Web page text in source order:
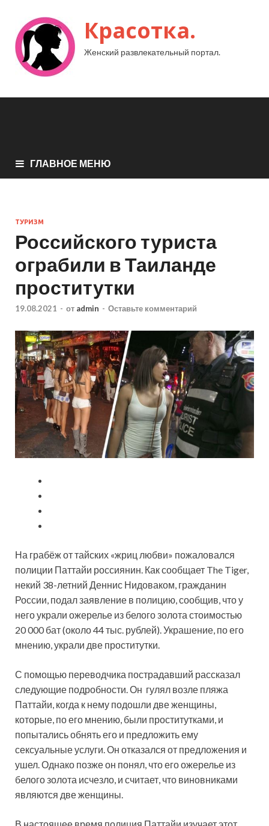
Красотка.
Женский развлекательный портал.
ГЛАВНОЕ МЕНЮ
ТУРИЗМ
Российского туриста
ограбили в Таиланде
проститутки
19.08.2021 - от admin - Оставьте комментарий
На грабёж от тайских «жриц любви» пожаловался
полиции Паттайи россиянин. Как сообщает The Tiger,
некий 38-летний Деннис Нидоваком, гражданин
России, подал заявление в полицию, сообщив, что у
него украли ожерелье из белого золота стоимостью
20 000 бат (около 44 тыс. рублей). Украшение, по его
мнению, украли две проститутки.
С помощью переводчика пострадавший рассказал
следующие подробности. Он гулял возле пляжа
Паттайи, когда к нему подошли две женщины,
которые, по его мнению, были проститутками, и
попытались обнять его и предложить ему
сексуальные услуги. Он отказался от предложения и
ушел. Однако позже он понял, что его ожерелье из
белого золота исчезло, и считает, что виновниками
являются две женщины.
В настоящее время полиция Паттайи изучает этот